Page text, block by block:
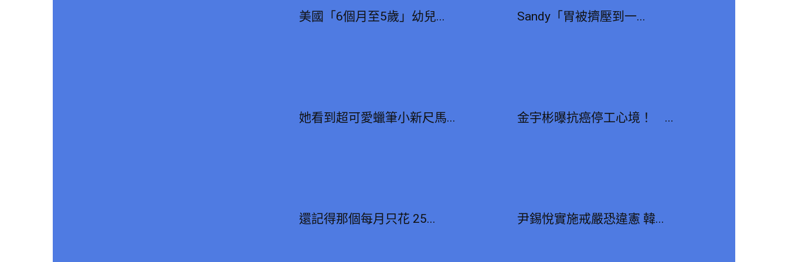
美國「6個月至5歲」幼兒...
她看到超可愛蠟筆小新尺馬...
還記得那個每月只花 25...
Sandy「胃被擠壓到一...
金宇彬曝抗癌停工心境！ ...
尹錫悅實施戒嚴恐違憲 韓...